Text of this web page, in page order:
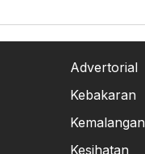
Advertorial
Kebakaran
Kemalangan
Kesihatan